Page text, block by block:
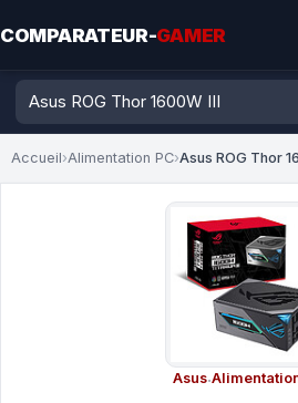
COMPARATEUR-GAMER
Accueil›Alimentation PC›Asus ROG Thor
Asus·